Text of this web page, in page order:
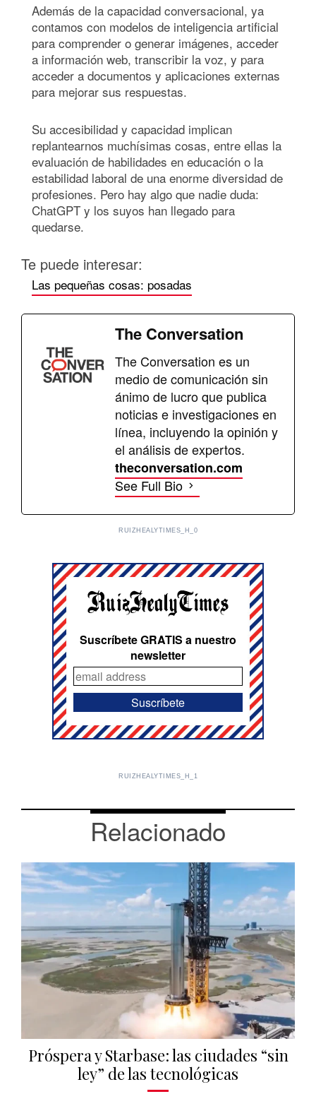
Además de la capacidad conversacional, ya
contamos con modelos de inteligencia artificial
para comprender o generar imágenes, acceder
a información web, transcribir la voz, y para
acceder a documentos y aplicaciones externas
para mejorar sus respuestas.
Su accesibilidad y capacidad implican
replantearnos muchísimas cosas, entre ellas la
evaluación de habilidades en educación o la
estabilidad laboral de una enorme diversidad de
profesiones. Pero hay algo que nadie duda:
ChatGPT y los suyos han llegado para
quedarse.
Te puede interesar:
Las pequeñas cosas: posadas
The Conversation
The Conversation es un
medio de comunicación sin
ánimo de lucro que publica
noticias e investigaciones en
línea, incluyendo la opinión y
el análisis de expertos.
theconversation.com
See Full Bio
RUIZHEALYTIMES_H_0
Suscríbete GRATIS a nuestro
newsletter
RUIZHEALYTIMES_H_1
Relacionado
Próspera y Starbase: las ciudades “sin
ley” de las tecnológicas